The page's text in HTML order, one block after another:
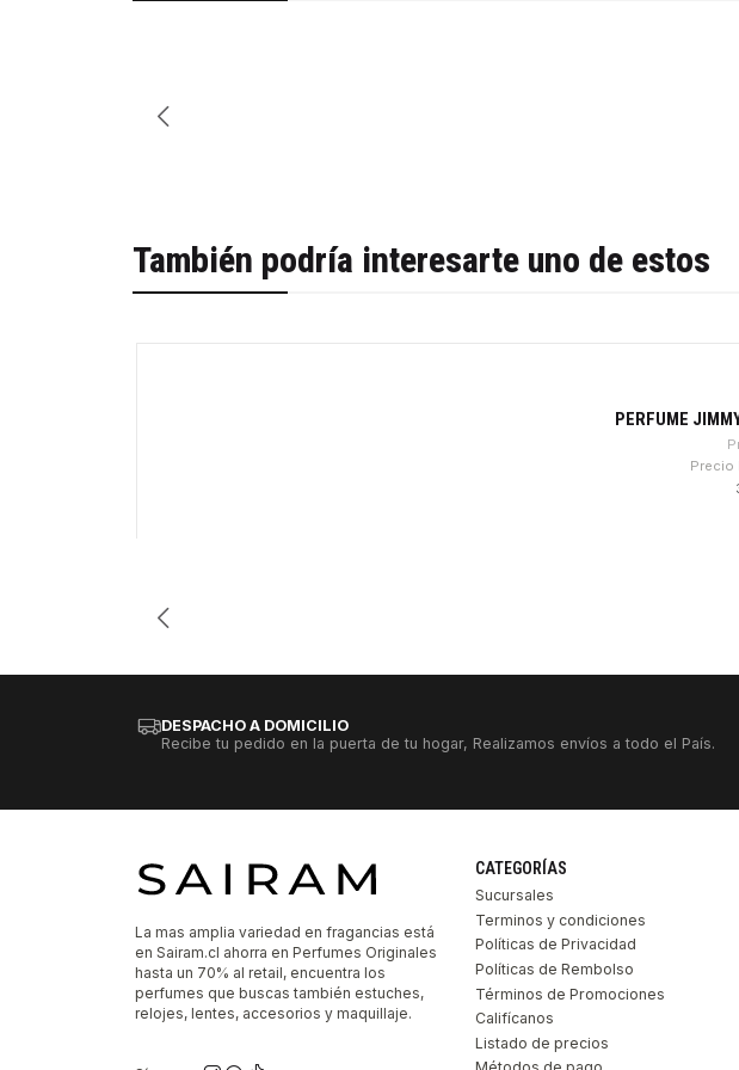
También podría interesarte uno de estos
PERFUME
Precio
DESPACHO A DOMICILIO
Recibe tu pedido en la puerta de tu hogar, Realizamos envíos a todo el País.
La mas amplia variedad en fragancias está
en Sairam.cl ahorra en Perfumes Originales
hasta un 70% al retail, encuentra los
perfumes que buscas también estuches,
relojes, lentes, accesorios y maquillaje.
CATEGORÍAS
Sucursales
Terminos y condiciones
Políticas de Privacidad
Políticas de Rembolso
Términos de Promociones
Califícanos
Listado de precios